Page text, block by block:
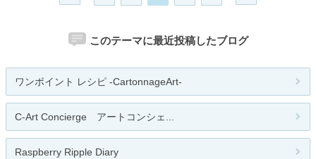
このテーマに最近投稿したブログ
ワンポイント レシピ -CartonnageArt-
C-Art Concierge アートコンシェ...
Raspberry Ripple Diary